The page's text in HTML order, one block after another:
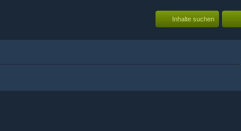
Inhalte suchen